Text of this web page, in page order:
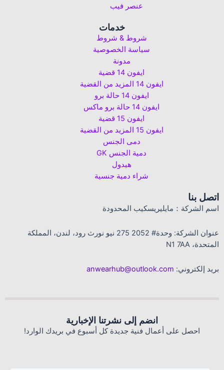
عنصر فيب
خدمات
شروط & شروط
سياسة الخصوصية
مدونة
ايفون 14 قضية
ايفون 14 المزيد من القضية
ايفون 14 حالة برو
ايفون 14 حالة برو ماكس
ايفون 15 قضية
ايفون 15 المزيد من القضية
دمى الجنس
دمية الجنس GK
هيدول
شراء دمية جنسية
اتصل بنا
اسم الشركة：مايليريسكيب المحدودة
عنوان الشركة: وحدة# 2052 275 نيو نورث رود، لندن، المملكة
المتحدة، N1 7AA
بريد إلكتروني: anwearhub@outlook.com
انضم إلى نشرتنا الإخبارية
احصل على أعمال فنية جديدة كل أسبوع في بريدك الوارد!